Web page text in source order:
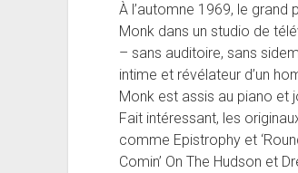
À l’automne 1969, le grand
Monk dans un studio de
– sans auditoire, sans
intime et révélateur d’un
Monk est assis au piano et
Fait intéressant, les
comme Epistrophy et
Comin’ On The Hudson et